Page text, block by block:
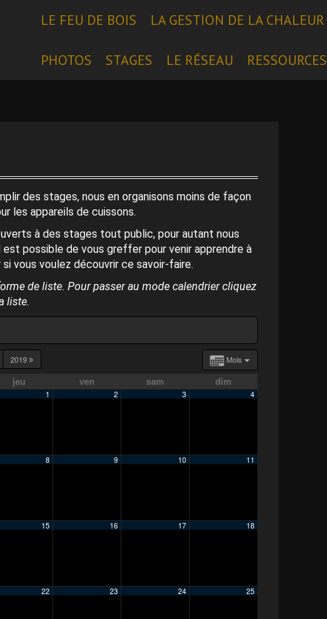
LE FEU DE BOIS LA GESTION DE LA CHALEUR
PHOTOS STAGES LE RÉSEAU RESSOURCES
des stages, nous en organisons moins de façon
les appareils de cuissons.
à des stages tout public, pour autant nous
possible de vous greffer pour venir apprendre à
vous voulez découvrir ce savoir-faire.
de liste. Pour passer au mode calendrier cliquez
liste.
Mois
2019
jeu ven sam dim
1 2 3 4
8 9 10 11
15 16 17 18
22 23 24 25